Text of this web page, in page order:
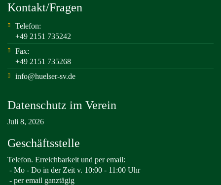
Kontakt/Fragen
Telefon:
+49 2151 735242
Fax:
+49 2151 735268
info@huelser-sv.de
Datenschutz im Verein
Juli 8, 2026
Geschäftsstelle
Telefon. Erreichbarkeit und per email:
- Mo - Do in der Zeit v. 10:00 - 11:00 Uhr
- per email ganztägig